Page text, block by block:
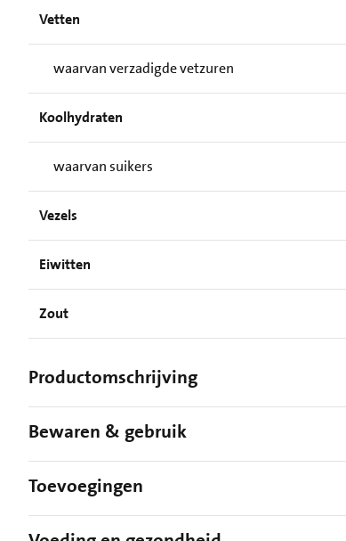
Vetten
waarvan verzadigde vetzuren
Koolhydraten
waarvan suikers
Vezels
Eiwitten
Zout
Productomschrijving
Bewaren & gebruik
Toevoegingen